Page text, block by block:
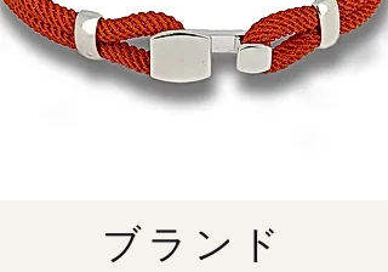
ブランド